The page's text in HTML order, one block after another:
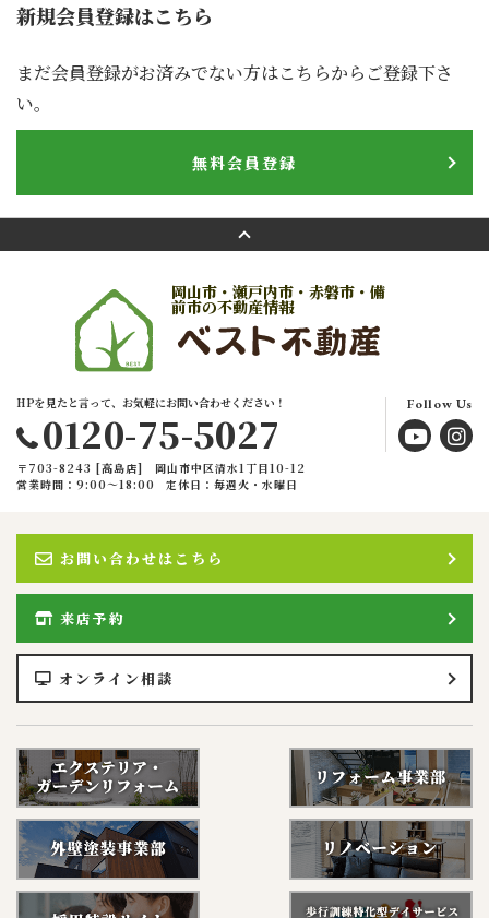
新規会員登録はこちら
まだ会員登録がお済みでない方はこちらからご登録下さ
い。
無料会員登録
岡山市・瀬戸内市・赤磐市・備
前市の不動産情報
HPを見たと言って、お気軽にお問い合わせください！
0120-75-5027
Follow Us
〒703-8243 [高島店] 岡山市中区清水1丁目10-12
営業時間：9:00〜18:00
定休日：毎週火・水曜日
お問い合わせはこちら
来店予約
オンライン相談